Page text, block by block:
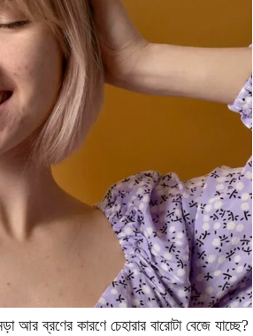
ব্রণের কারণে চেহারার বারোটা বেজে যাচ্ছে?